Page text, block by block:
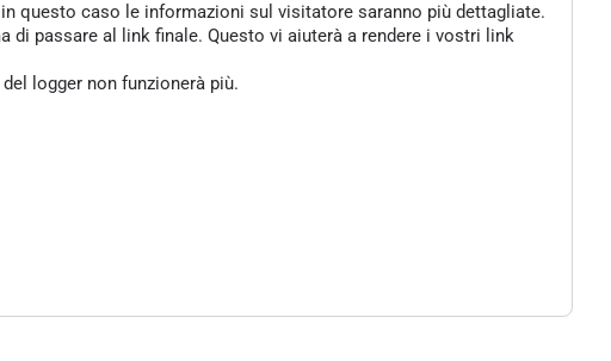
questo caso le informazioni sul visitatore saranno più dettagliate.
passare al link finale. Questo vi aiuterà a rendere i vostri link
logger non funzionerà più.